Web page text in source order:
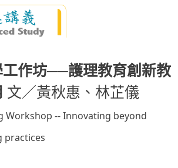
作坊──護理教育創新教
文／黃秋惠、林芷儀
Workshop -- Innovating beyond
practices